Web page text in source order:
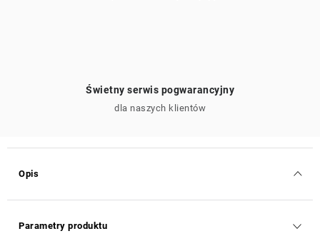
Świetny serwis pogwarancyjny
dla naszych klientów
Opis
Parametry produktu